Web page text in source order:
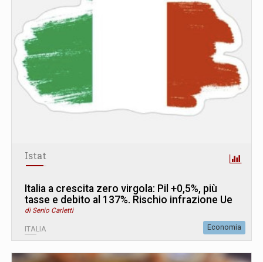
Istat
Italia a crescita zero virgola: Pil +0,5%, più
tasse e debito al 137%. Rischio infrazione Ue
di Senio Carletti
ITALIA Economia